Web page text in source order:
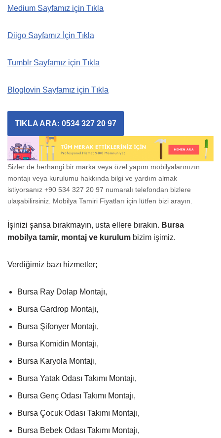
Medium Sayfamız için Tıkla
Diigo Sayfamız İçin Tıkla
Tumblr Sayfamız için Tıkla
Bloglovin Sayfamız için Tıkla
TIKLA ARA: 0534 327 20 97
Sizler de herhangi bir marka veya özel yapım mobilyalarınızın
montajı veya kurulumu hakkında bilgi ve yardım almak
istiyorsanız +90 534 327 20 97 numaralı telefondan bizlere
ulaşabilirsiniz. Mobilya Tamiri Fiyatları için lütfen bizi arayın.
İşinizi şansa bırakmayın, usta ellere bırakın. Bursa
mobilya tamir, montaj ve kurulum bizim işimiz.
Verdiğimiz bazı hizmetler;
Bursa Ray Dolap Montajı,
Bursa Gardrop Montajı,
Bursa Şifonyer Montajı,
Bursa Komidin Montajı,
Bursa Karyola Montajı,
Bursa Yatak Odası Takımı Montajı,
Bursa Genç Odası Takımı Montajı,
Bursa Çocuk Odası Takımı Montajı,
Bursa Bebek Odası Takımı Montajı,